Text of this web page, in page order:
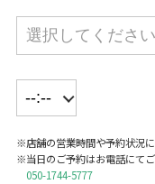
※店舗の営業時間や予約状況に
※当日のご予約はお電話にてご
050-1744-5777